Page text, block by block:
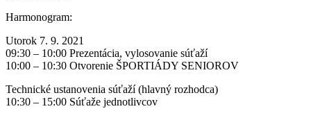
Harmonogram:
Utorok 7. 9. 2021
09:30 – 10:00 Prezentácia, vylosovanie súťaží
10:00 – 10:30 Otvorenie ŠPORTIÁDY SENIOROV
Technické ustanovenia súťaží (hlavný rozhodca)
10:30 – 15:00 Súťaže jednotlivcov